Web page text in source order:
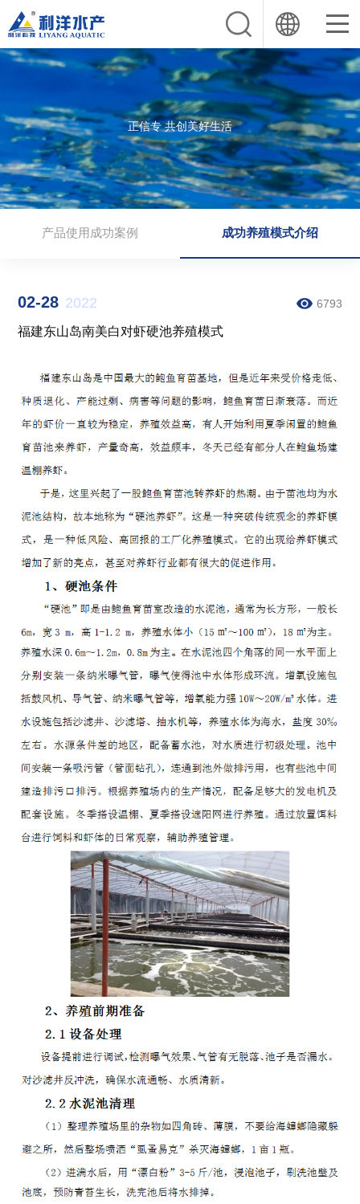
正信专 共创美好生活
产品使用成功案例 成功养殖模式介绍
02-28 2022 6793
福建东山岛南美白对虾硬池养殖模式